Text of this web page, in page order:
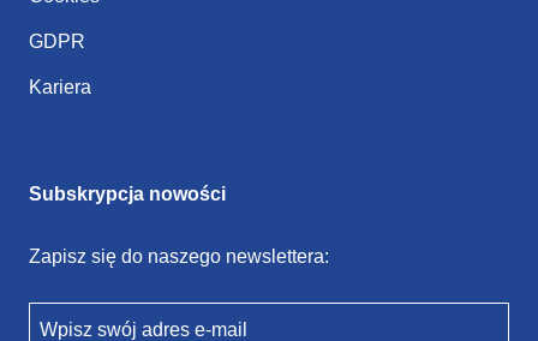
GDPR
Kariera
Subskrypcja nowości
Zapisz się do naszego newslettera:
Wpisz swój adres e-mail